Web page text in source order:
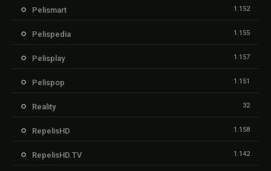
Pelismart 1.152
Pelispedia 1.155
Pelisplay 1.157
Pelispop 1.151
Reality 32
RepelisHD 1.158
RepelisHD.TV 1.142